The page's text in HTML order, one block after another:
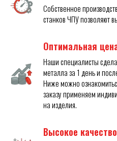
Собственное
станков ЧПУ позволяют
Оптимальная
Наши специалисты
металла за 1 день и
Ниже можно
заказу применяем
на изделия.
Высокое